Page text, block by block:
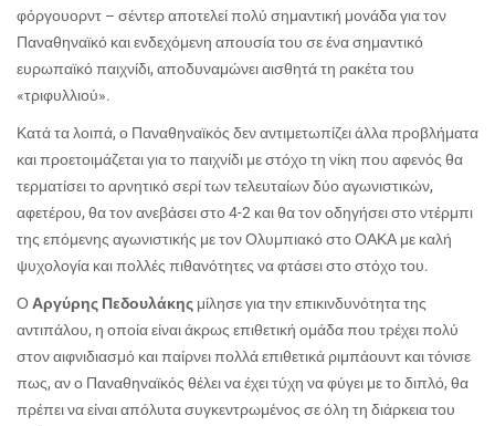
φόργουορντ – σέντερ αποτελεί πολύ σημαντική μονάδα για τον
Παναθηναϊκό και ενδεχόμενη απουσία του σε ένα σημαντικό
ευρωπαϊκό παιχνίδι, αποδυναμώνει αισθητά τη ρακέτα του
«τριφυλλιού».
Κατά τα λοιπά, ο Παναθηναϊκός δεν αντιμετωπίζει άλλα προβλήματα
και προετοιμάζεται για το παιχνίδι με στόχο τη νίκη που αφενός θα
τερματίσει το αρνητικό σερί των τελευταίων δύο αγωνιστικών,
αφετέρου, θα τον ανεβάσει στο 4-2 και θα τον οδηγήσει στο ντέρμπι
της επόμενης αγωνιστικής με τον Ολυμπιακό στο ΟΑΚΑ με καλή
ψυχολογία και πολλές πιθανότητες να φτάσει στο στόχο του.
Ο Αργύρης Πεδουλάκης μίλησε για την επικινδυνότητα της
αντιπάλου, η οποία είναι άκρως επιθετική ομάδα που τρέχει πολύ
στον αιφνιδιασμό και παίρνει πολλά επιθετικά ριμπάουντ και τόνισε
πως, αν ο Παναθηναϊκός θέλει να έχει τύχη να φύγει με το διπλό, θα
πρέπει να είναι απόλυτα συγκεντρωμένος σε όλη τη διάρκεια του